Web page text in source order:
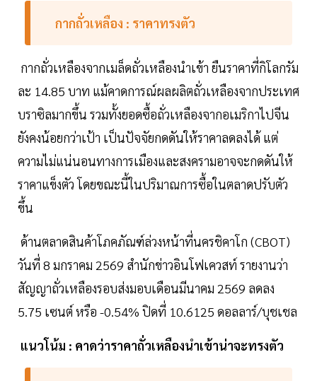
กากถั่วเหลือง : ราคาทรงตัว
กากถั่วเหลืองจากเมล็ดถั่วเหลืองนำเข้า ยืนราคาที่กิโลกรัม
ละ 14.85 บาท แม้คาดการณ์ผลผลิตถั่วเหลืองจากประเทศ
บราซิลมากขึ้น รวมทั้งยอดซื้อถั่วเหลืองจากอเมริกาไปจีน
ยังคงน้อยกว่าเป้า เป็นปัจจัยกดดันให้ราคาลดลงได้ แต่
ความไม่แน่นอนทางการเมืองและสงครามอาจจะกดดันให้
ราคาแข็งตัว โดยขณะนี้ในปริมาณการซื้อในตลาดปรับตัว
ขึ้น
ด้านตลาดสินค้าโภคภัณฑ์ล่วงหน้าที่นครชิคาโก (CBOT)
วันที่ 8 มกราคม 2569 สำนักข่าวอินโฟเควสท์ รายงานว่า
สัญญาถั่วเหลืองรอบส่งมอบเดือนมีนาคม 2569 ลดลง
5.75 เซนต์ หรือ -0.54% ปิดที่ 10.6125 ดอลลาร์/บุชเชล
แนวโน้ม : คาดว่าราคาถั่วเหลืองนำเข้าน่าจะทรงตัว